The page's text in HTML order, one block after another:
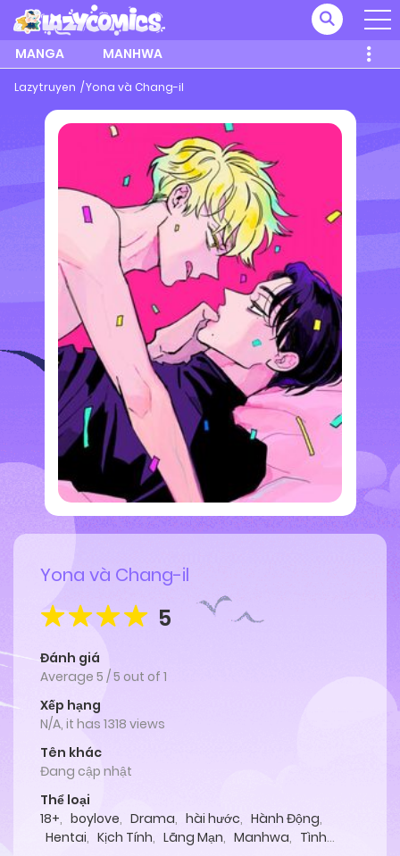
MANGA MANHWA
Lazytruyen Yona và Chang-il
Yona và Chang-il
5
Đánh giá
Average 5 /5 out of 1
Xếp hạng
N/A, it has 1318 views
Tên khác
Đang cập nhật
Thể loại
18+, boylove, Drama, hài hước, Hành Động,
Hentai, Kịch Tính, Lãng Mạn, Manhwa, Tình